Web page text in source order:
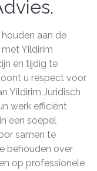
aan de
Yildirim
en tijdig te
u respect voor
Yildirim Juridisch
werk efficiënt
een soepel
samen te
behouden over
op professionele